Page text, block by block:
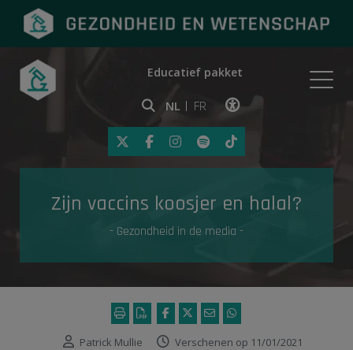
Onderwerpen
Gezondheid in de media
Educatief pakket
NL FR
Klik op deze link om
Zijn vaccins koosjer en halal?
- Gezondheid in de media -
Patrick Mullie Verschenen op 11/01/2021